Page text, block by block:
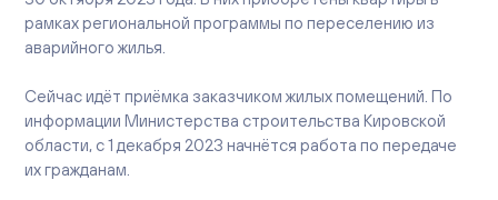
рамках региональной программы по переселению из
аварийного жилья.
Сейчас идёт приёмка заказчиком жилых помещений. По
информации Министерства строительства Кировской
области, с 1 декабря 2023 начнётся работа по передаче
их гражданам.